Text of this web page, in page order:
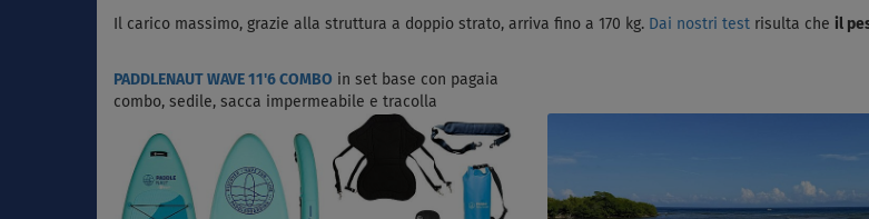
Il carico massimo, grazie alla struttura a doppio strato, arriva fino a 170 kg. Dai nostri test risulta che il
PADDLENAUT WAVE 11'6 COMBO in set base con pagaia
combo, sedile, sacca impermeabile e tracolla